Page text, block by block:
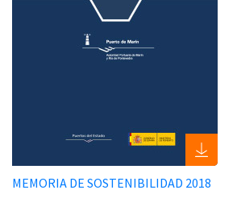
MEMORIA DE SOSTENIBILIDAD 2018